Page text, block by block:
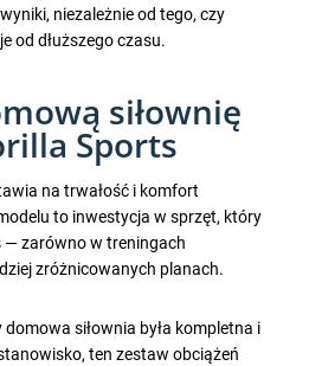
niezależnie od tego, czy
od dłuższego czasu.
siłownię
Sports
na trwałość i komfort
to inwestycja w sprzęt, który
— zarówno w treningach
zróżnicowanych planach.
siłownia była kompletna i
ten zestaw obciążeń